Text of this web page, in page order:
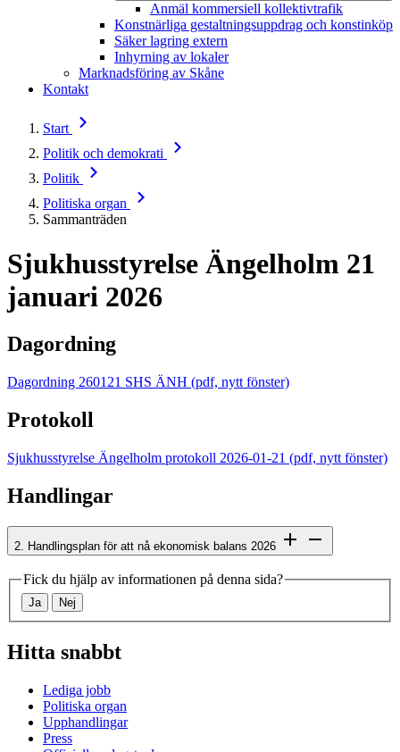
Anmäl kommersiell kollektivtrafik
Konstnärliga gestaltningsuppdrag och konstinköp
Säker lagring extern
Inhyrning av lokaler
Marknadsföring av Skåne
Kontakt
Start
Politik och demokrati
Politik
Politiska organ
Sammanträden
Sjukhusstyrelse Ängelholm 21
januari 2026
Dagordning
Dagordning 260121 SHS ÄNH (pdf, nytt fönster)
Protokoll
Sjukhusstyrelse Ängelholm protokoll 2026-01-21 (pdf, nytt fönster)
Handlingar
2. Handlingsplan för att nå ekonomisk balans 2026
Fick du hjälp av informationen på denna sida?
Ja Nej
Hitta snabbt
Lediga jobb
Politiska organ
Upphandlingar
Press